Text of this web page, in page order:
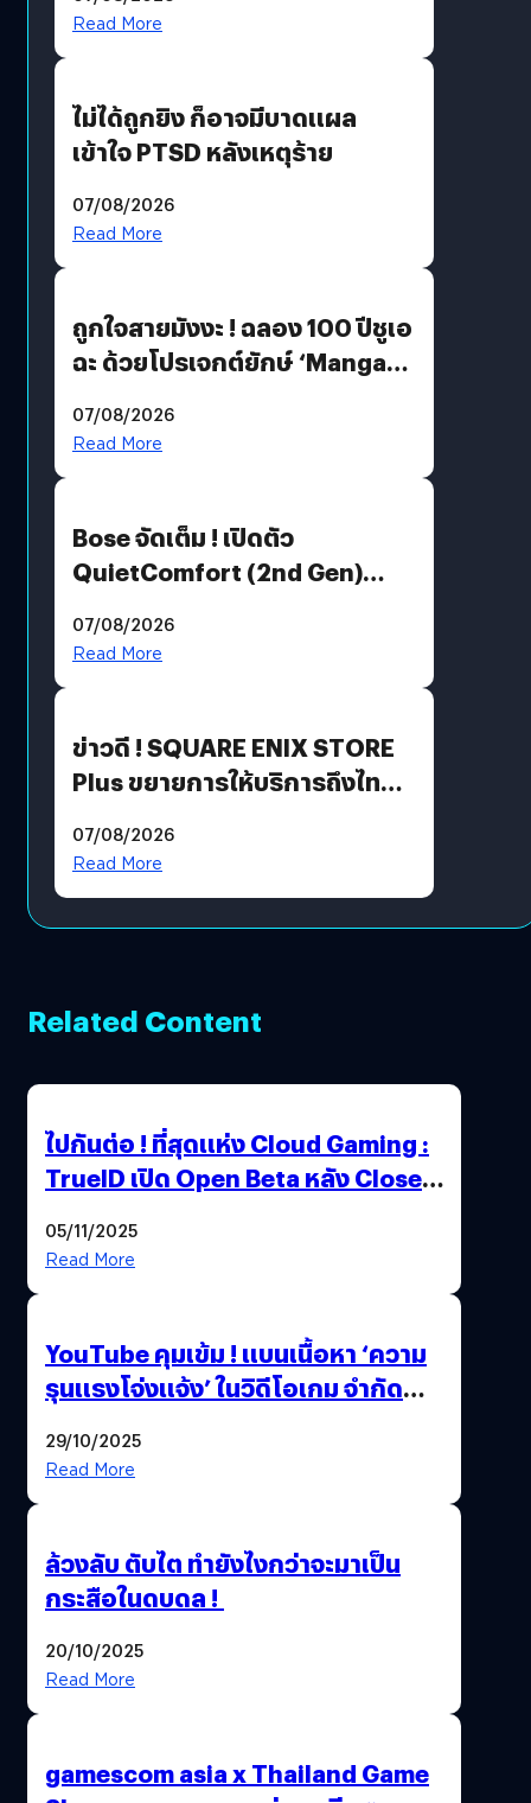
Read More
ไม่ได้ถูกยิง ก็อาจมีบาดแผล
เข้าใจ PTSD หลังเหตุร้าย
07/08/2026
Read More
ถูกใจสายมังงะ ! ฉลอง 100 ปีชูเอ
ฉะ ด้วยโปรเจกต์ยักษ์ ‘Manga
มีภาษาไทยด้วย
07/08/2026
Read More
Bose จัดเต็ม ! เปิดตัว
QuietComfort (2nd Gen)
07/08/2026
Read More
ข่าวดี ! SQUARE ENIX STORE
Plus ขยายการให้บริการถึงไทย
โดยตรง
07/08/2026
Read More
Related Content
ไปกันต่อ ! ที่สุดแห่ง Cloud Gaming :
TrueID เปิด Open Beta หลัง Close
Thailand Game Show 2025 ทะลุ 15
05/11/2025
Read More
YouTube คุมเข้ม ! แบนเนื้อหา ‘ความ
รุนแรงโจ่งแจ้ง’ ในวิดีโอเกม จำกัด
29/10/2025
Read More
ล้วงลับ ตับไต ทำยังไงกว่าจะมาเป็น
กระสือในดบดล !
20/10/2025
Read More
gamescom asia x Thailand Game